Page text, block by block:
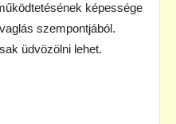
képessége
szempontjából.
üdvözölni lehet.